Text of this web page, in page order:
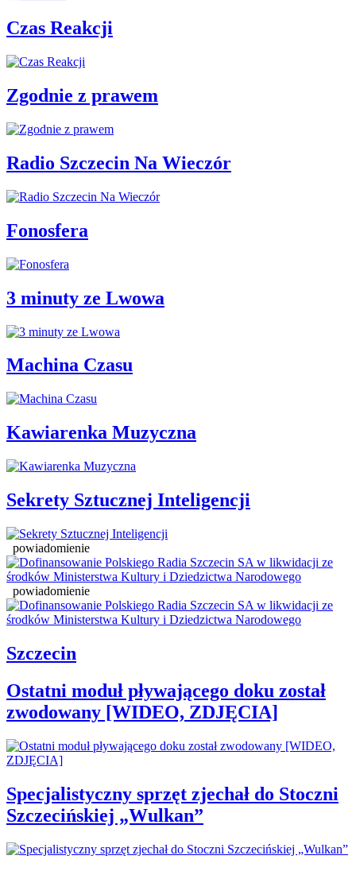
Czas Reakcji
Zgodnie z prawem
Radio Szczecin Na Wieczór
Fonosfera
3 minuty ze Lwowa
Machina Czasu
Kawiarenka Muzyczna
Sekrety Sztucznej Inteligencji
powiadomienie
powiadomienie
Szczecin
Ostatni moduł pływającego doku został
zwodowany [WIDEO, ZDJĘCIA]
Specjalistyczny sprzęt zjechał do Stoczni
Szczecińskiej „Wulkan”